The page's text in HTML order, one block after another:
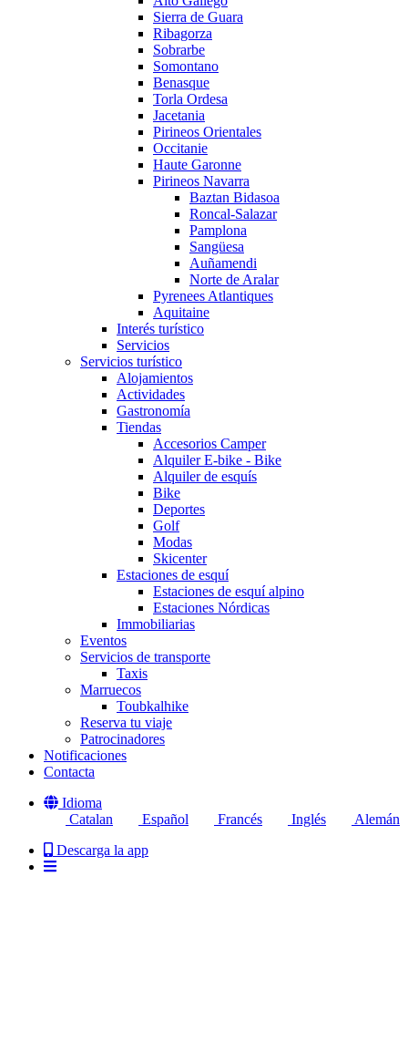
Sierra de Guara
Ribagorza
Sobrarbe
Somontano
Benasque
Torla Ordesa
Jacetania
Pirineos Orientales
Occitanie
Haute Garonne
Pirineos Navarra
Baztan Bidasoa
Roncal-Salazar
Pamplona
Sangüesa
Auñamendi
Norte de Aralar
Pyrenees Atlantiques
Aquitaine
Interés turístico
Servicios
Servicios turístico
Alojamientos
Actividades
Gastronomía
Tiendas
Accesorios Camper
Alquiler E-bike - Bike
Alquiler de esquís
Bike
Deportes
Golf
Modas
Skicenter
Estaciones de esquí
Estaciones de esquí alpino
Estaciones Nórdicas
Immobiliarias
Eventos
Servicios de transporte
Taxis
Marruecos
Toubkalhike
Reserva tu viaje
Patrocinadores
Notificaciones
Contacta
Idioma
Catalan
Español Francés Inglés
Alemán
Descarga la app